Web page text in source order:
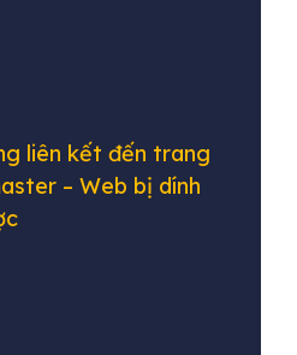
liên kết đến trang
– Web bị dính